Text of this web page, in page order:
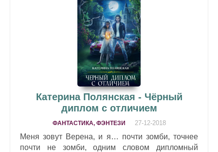
Катерина Полянская - Чёрный
диплом с отличием
ФАНТАСТИКА, ФЭНТЕЗИ 27-12-2018
Меня зовут Верена, и я… почти зомби, точнее
почти не зомби, одним словом дипломный